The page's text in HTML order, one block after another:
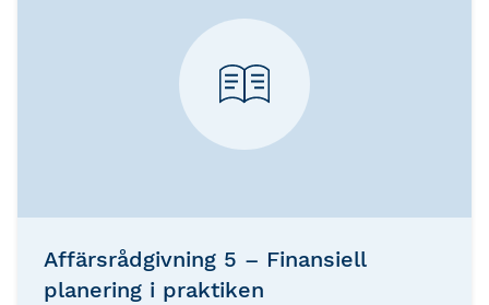
Affärsrådgivning 5 – Finansiell
planering i praktiken